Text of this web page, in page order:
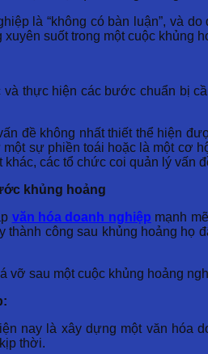
là “không có bàn luận”, và
suốt trong một cuộc khủng
thực hiện các bước chuẩn bị
đề không nhất thiết thể hiện
sự phiền toái hoặc là một cơ
khác, các tổ chức coi quản lý
khủng hoảng
văn hóa doanh nghiệp mạnh
thành công sau khủng hoảng
vỡ sau một cuộc khủng hoảng
nay là xây dựng một văn hóa
thời.